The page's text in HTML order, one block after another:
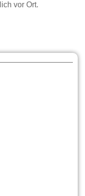
vor Ort.